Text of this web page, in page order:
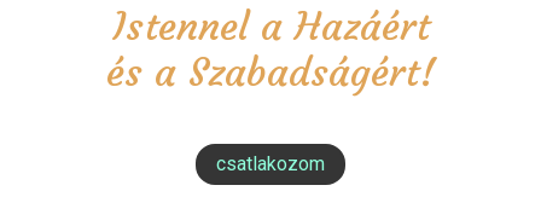
Istennel a Hazáért
és a Szabadságért!
csatlakozom